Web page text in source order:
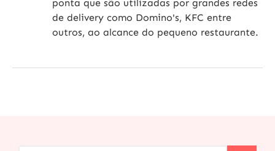
ponta que são utilizadas por grandes redes
de delivery como Domino's, KFC entre
outros, ao alcance do pequeno restaurante.